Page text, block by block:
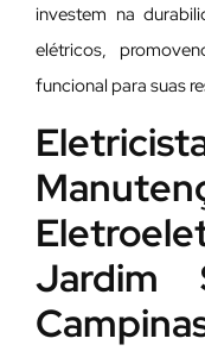
investem na
elétricos,
funcional para suas
Jardim